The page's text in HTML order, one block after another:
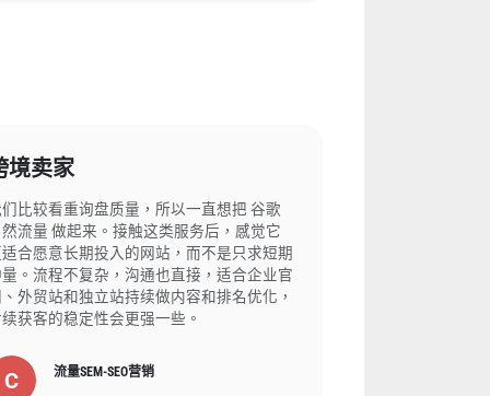
境卖家
比较看重询盘质量，所以一直想把 谷歌
流量 做起来。接触这类服务后，感觉它
合愿意长期投入的网站，而不是只求短期
。流程不复杂，沟通也直接，适合企业官
外贸站和独立站持续做内容和排名优化，
获客的稳定性会更强一些。
C 流量SEM-SEO营销